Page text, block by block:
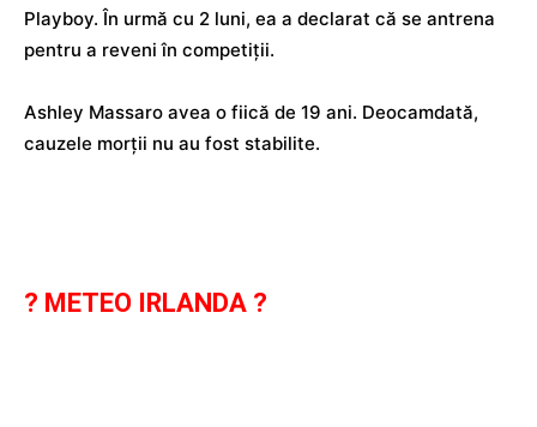
Playboy. În urmă cu 2 luni, ea a declarat că se antrena
pentru a reveni în competiții.
Ashley Massaro avea o fiică de 19 ani. Deocamdată,
cauzele morții nu au fost stabilite.
? METEO IRLANDA ?